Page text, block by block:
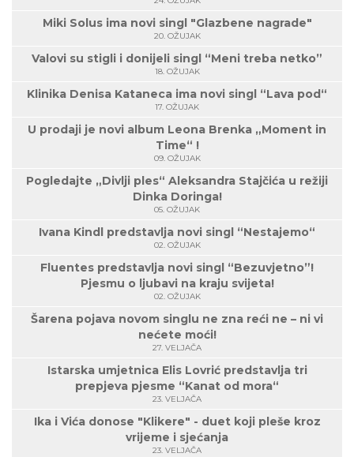
Miki Solus ima novi singl "Glazbene nagrade"
20. OŽUJAK
Valovi su stigli i donijeli singl “Meni treba netko”
18. OŽUJAK
Klinika Denisa Kataneca ima novi singl “Lava pod“
17. OŽUJAK
U prodaji je novi album Leona Brenka „Moment in
Time“ !
09. OŽUJAK
Pogledajte „Divlji ples“ Aleksandra Stajčića u režiji
Dinka Doringa!
05. OŽUJAK
Ivana Kindl predstavlja novi singl “Nestajemo“
02. OŽUJAK
Fluentes predstavlja novi singl “Bezuvjetno”!
Pjesmu o ljubavi na kraju svijeta!
02. OŽUJAK
Šarena pojava novom singlu ne zna reći ne – ni vi
nećete moći!
27. VELJAČA
Istarska umjetnica Elis Lovrić predstavlja tri
prepjeva pjesme “Kanat od mora“
23. VELJAČA
Ika i Vića donose "Klikere" - duet koji pleše kroz
vrijeme i sjećanja
23. VELJAČA